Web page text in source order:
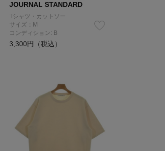
JOURNAL STANDARD
Tシャツ・カットソー
サイズ：M
コンディション: B
3,300円（税込）